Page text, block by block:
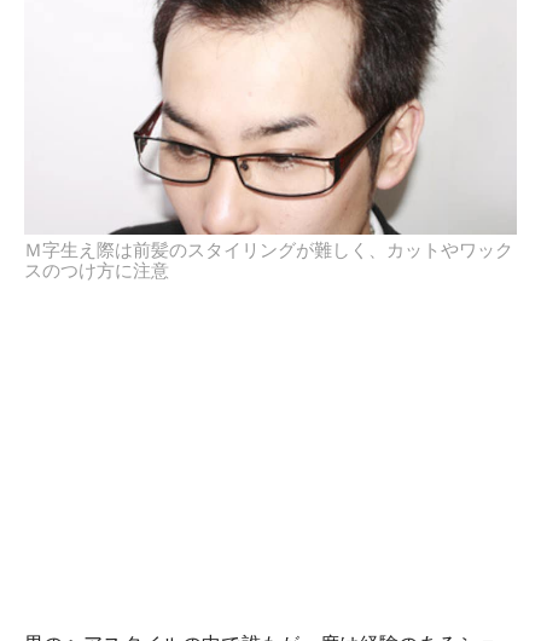
Ｍ字生え際は前髪のスタイリングが難しく、カットやワック
スのつけ方に注意